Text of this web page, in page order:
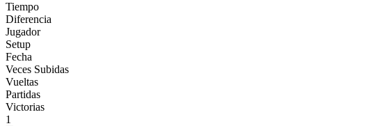
Tiempo
Diferencia
Jugador
Setup
Fecha
Veces Subidas
Vueltas
Partidas
Victorias
1